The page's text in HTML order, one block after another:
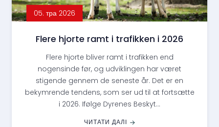
05. тра 2026
Flere hjorte ramt i trafikken i 2026
Flere hjorte bliver ramt i trafikken end
nogensinde før, og udviklingen har været
stigende gennem de seneste år. Det er en
bekymrende tendens, som ser ud til at fortsætte
i 2026. Ifølge Dyrenes Beskyt...
ЧИТАТИ ДАЛІ